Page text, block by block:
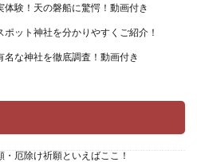
体験！天の磐船に驚愕！動画付き
ポット神社を分かりやすくご紹介！
名な神社を徹底調査！動画付き
・厄除け祈願といえばここ！